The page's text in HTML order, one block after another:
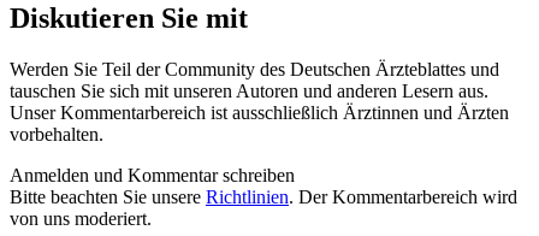
Diskutieren Sie mit
Werden Sie Teil der Community des Deutschen Ärzteblattes und
tauschen Sie sich mit unseren Autoren und anderen Lesern aus.
Unser Kommentarbereich ist ausschließlich Ärztinnen und Ärzten
vorbehalten.
Anmelden und Kommentar schreiben
Bitte beachten Sie unsere Richtlinien. Der Kommentarbereich wird
von uns moderiert.